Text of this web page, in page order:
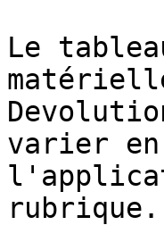
Le
varier
rubrique.